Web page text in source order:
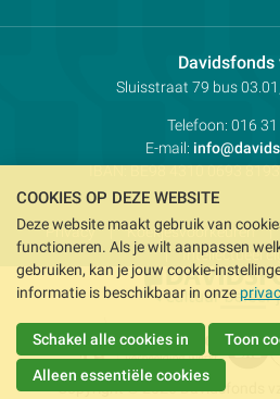
Davidsfonds
Adres:
Sluisstraat 79 bus
Telefoon: 016
E-mail:
IBAN:BE98 4310 0693 8193
Privacy Koekjesvoorkeuren
Intellectueel
Copyright © 2026 Davidsfonds
COOKIES OP DEZE WEBSITE
Deze website maakt gebruik van
functioneren. Als je wilt aanpassen
gebruiken, kan je jouw cookie-
informatie is beschikbaar in onze
Schakel alle cookies in Toon
Alleen essentiële cookies